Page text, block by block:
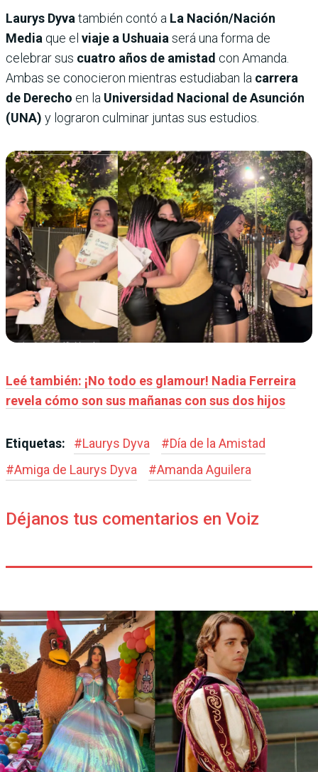
Laurys Dyvatambién contó a La Nación/Nación
Media que el viaje a Ushuaiaserá una forma de
celebrar sus cuatro años de amistad con Amanda.
Ambas se conocieron mientras estudiaban la carrera
de Derecho en la Universidad Nacional de Asunción
(UNA) y lograron culminar juntas sus estudios.
Leé también: ¡No todo es glamour! Nadia Ferreira
revela cómo son sus mañanas con sus dos hijos
Etiquetas: #Laurys Dyva #Día de la Amistad
#Amiga de Laurys Dyva #Amanda Aguilera
Déjanos tus comentarios en Voiz